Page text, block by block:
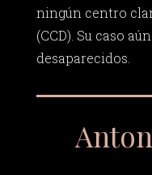
ningún centro
(CCD). Su caso
desaparecidos.